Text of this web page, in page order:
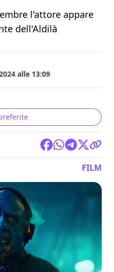
l'attore appare
dell'Aldilà
alle 13:09
FILM